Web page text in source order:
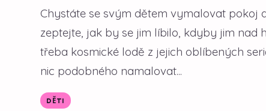
Chystáte se svým dětem vymalovat pokoj
zeptejte, jak by se jim líbilo, kdyby jim
třeba kosmické lodě z jejich oblíbených
nic podobného namalovat...
DĚTI